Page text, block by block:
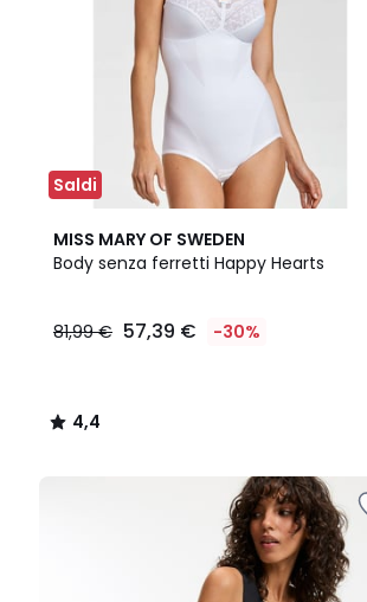
Saldi
MISS MARY OF SWEDEN
Body senza ferretti Happy Hearts
81,99 € 57,39 € -30%
4,4
/ 5
4,4
/